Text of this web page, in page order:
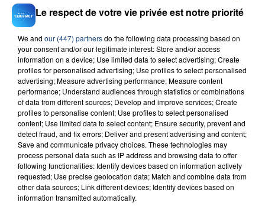
FIL D'ACTU
Le respect de votre vie privée est notre priorité
We and our (447) partnersdo the following data processing based on
your consent and/or our legitimate interest: Store and/or access
information on a device; Use limited data to select advertising; Create
profiles for personalised advertising; Use profiles to select personalised
advertising; Measure advertising performance; Measure content
performance; Understand audiences through statistics or combinations
of data from different sources; Develop and improve services; Create
profiles to personalise content; Use profiles to select personalised
content; Use limited data to select content; Ensure security, prevent and
detect fraud, and fix errors; Deliver and present advertising and content;
Save and communicate privacy choices. These technologies may
process personal data such as IP address and browsing data to offer
following functionalities: Identify devices based on information actively
requested; Use precise geolocation data; Match and combine data from
other data sources; Link different devices; Identify devices based on
information transmitted automatically.